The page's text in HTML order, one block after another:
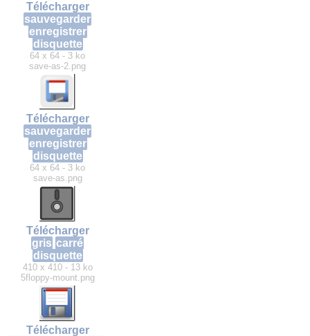
Télécharger
sauvegarder
enregistrer
disquette
64 x 64 - 3 ko
save-as-2.png
Télécharger
sauvegarder
enregistrer
disquette
64 x 64 - 3 ko
save-as.png
Télécharger
gris carré
disquette
410 x 410 - 13 ko
5floppy-mount.png
Télécharger